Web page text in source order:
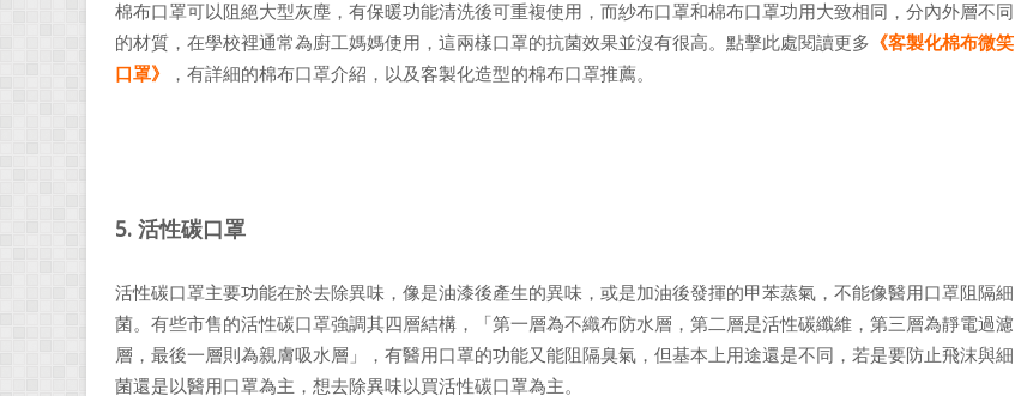
棉布口罩可以阻絕大型灰塵，有保暖功能清洗後可重複使用，而紗布口罩和棉布口罩功用大致相同，分內外層不同
的材質，在學校裡通常為廚工媽媽使用，這兩樣口罩的抗菌效果並沒有很高。點擊此處閱讀更多 《客製化棉布微笑
口罩》
，有詳細的棉布口罩介紹，以及客製化造型的棉布口罩推薦。
5. 活性碳口罩
活性碳口罩主要功能在於去除異味，像是油漆後產生的異味，或是加油後發揮的甲苯蒸氣，不能像醫用口罩阻隔細
菌。有些市售的活性碳口罩強調其四層結構，「第一層為不織布防水層，第二層是活性碳纖維，第三層為靜電過濾
層，最後一層則為親膚吸水層」，有醫用口罩的功能又能阻隔臭氣，但基本上用途還是不同，若是要防止飛沫與細
菌還是以醫用口罩為主，想去除異味以買活性碳口罩為主。